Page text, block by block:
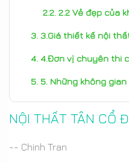
2.2 Vẻ đẹp của
3.Giá thiết kế nội
4.Đơn vị chuyên thi
5. Những không
NỘI THẤT TÂN CỔ
-- Chinh Tran